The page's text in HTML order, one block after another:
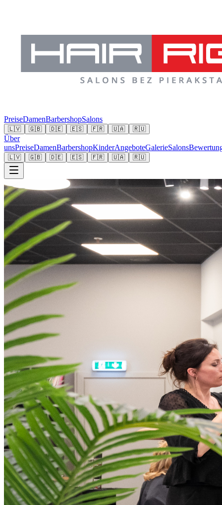
PreiseDamenBarbershopSalons
🇱🇻 🇬🇧 🇩🇪 🇪🇸 🇫🇷 🇺🇦 🇷🇺
Über
unsPreiseDamenBarbershopKinderAngeboteGalerieSalons
🇱🇻 🇬🇧 🇩🇪 🇪🇸 🇫🇷 🇺🇦 🇷🇺